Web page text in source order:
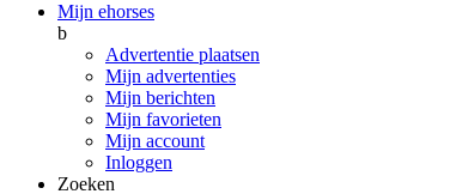
Mijn ehorses
b
Advertentie plaatsen
Mijn advertenties
Mijn berichten
Mijn favorieten
Mijn account
Inloggen
Zoeken